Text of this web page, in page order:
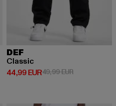
49,99 EUR
DEF
Classic
44,99 EUR
Derzeitiger Preis: 44,99 EUR
49,99 EURAktionspreis: